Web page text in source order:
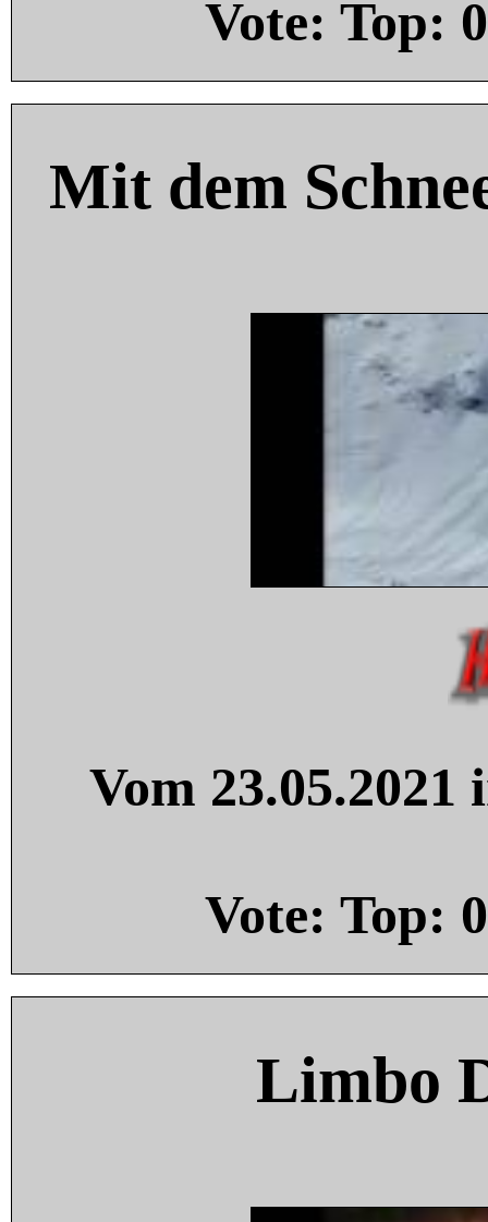
Vote: Top: 0
Mit dem
Vom
Vote: Top: 0
Limbo